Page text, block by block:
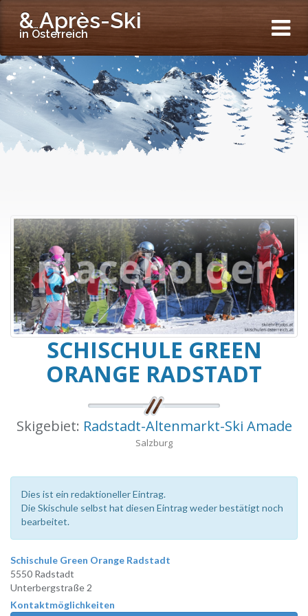
& Après-Ski
in Österreich
SCHISCHULE GREEN
ORANGE RADSTADT
Skigebiet: Radstadt-Altenmarkt-Ski Amade
Salzburg
Dies ist ein redaktioneller Eintrag.
Die Skischule selbst hat diesen Eintrag weder bestätigt noch
bearbeitet.
Schischule Green Orange Radstadt
5550 Radstadt
Unterbergstraße 2
Kontaktmöglichkeiten